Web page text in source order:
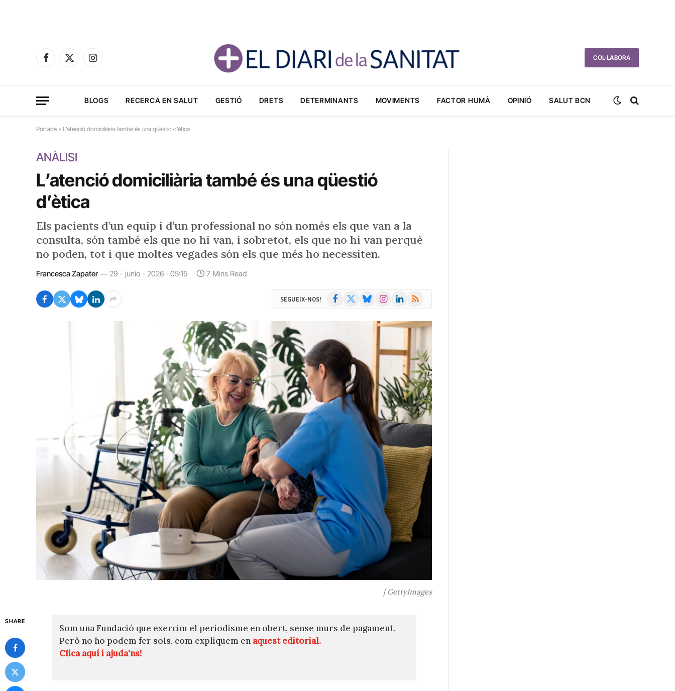
Facebook
X
Instagram
COL·LABORA
BLOGS RECERCA EN SALUT GESTIÓ DRETS DETERMINANTS MOVIMENTS FACTOR HUMÀ OPINIÓ SALUT BCN
Portada » L’atenció domiciliària també és una qüestió d’ètica
ANÀLISI
L’atenció domiciliària també és una qüestió
d’ètica
Els pacients d’un equip i d’un professional no són només els que van a la
consulta, són també els que no hi van, i sobretot, els que no hi van perquè
no poden, tot i que moltes vegades són els que més ho necessiten.
Francesca Zapater 29 - junio - 2026 · 05:15 7 Mins Read
SEGUEIX-NOS! Facebook BlueskyInstagramLinkedIn
RSS
| GettyImages
SHARE
Som una Fundació que exercim el periodisme en obert, sense murs de pagament.
Però no ho podem fer sols, com expliquem en aquest editorial.
Clica aquí i ajuda'ns!